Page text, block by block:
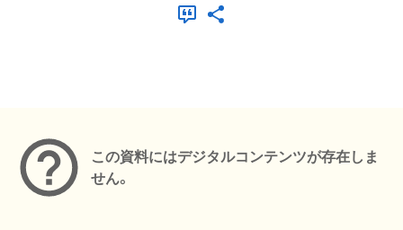
この資料にはデジタルコンテンツが存在しま
せん。